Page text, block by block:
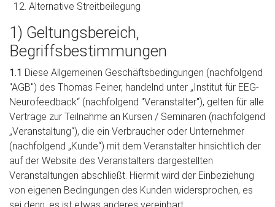
Alternative Streitbeilegung
1) Geltungsbereich,
Begriffsbestimmungen
1.1 Diese Allgemeinen Geschäftsbedingungen (nachfolgend
"AGB") des Thomas Feiner, handelnd unter „Institut für EEG-
Neurofeedback“ (nachfolgend "Veranstalter"), gelten für alle
Verträge zur Teilnahme an Kursen / Seminaren (nachfolgend
„Veranstaltung“), die ein Verbraucher oder Unternehmer
(nachfolgend „Kunde“) mit dem Veranstalter hinsichtlich der
auf der Website des Veranstalters dargestellten
Veranstaltungen abschließt. Hiermit wird der Einbeziehung
von eigenen Bedingungen des Kunden widersprochen, es